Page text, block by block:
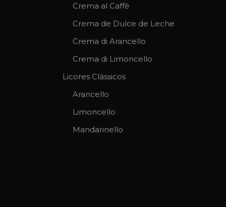
Crema al Caffè
Crema de Dulce de Leche
Crema di Arancello
Crema di Limoncello
Licores Clássicos
Arancello
Limoncello
Mandarinello